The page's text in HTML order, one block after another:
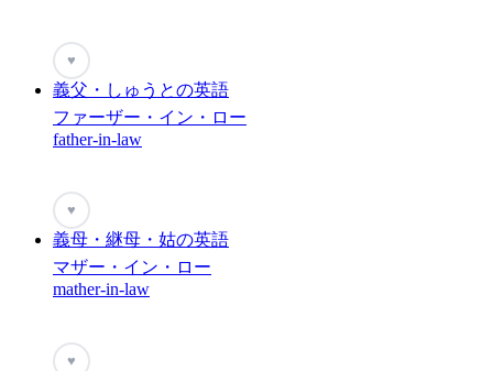
♥
義父・しゅうとの英語
ファーザー・イン・ロー
father-in-law
♥
義母・継母・姑の英語
マザー・イン・ロー
mather-in-law
♥